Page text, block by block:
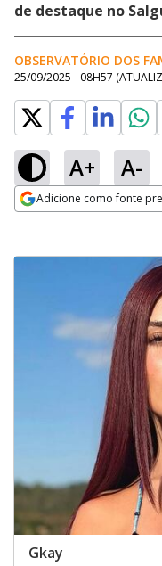
de destaque no
OBSERVATÓRIO DOS
25/09/2025 - 08H57
A+ A-
Adicione como fonte
Gkay